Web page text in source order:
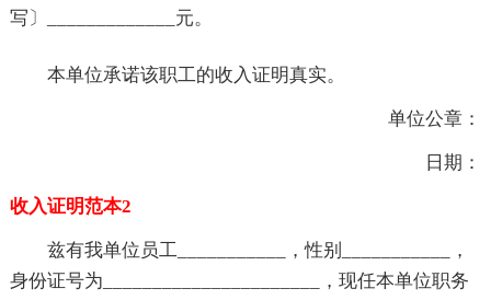
写〕_____________元。
本单位承诺该职工的收入证明真实。
单位公章：
日期：
收入证明范本2
兹有我单位员工___________，性别___________，
身份证号为______________________，现任本单位职务